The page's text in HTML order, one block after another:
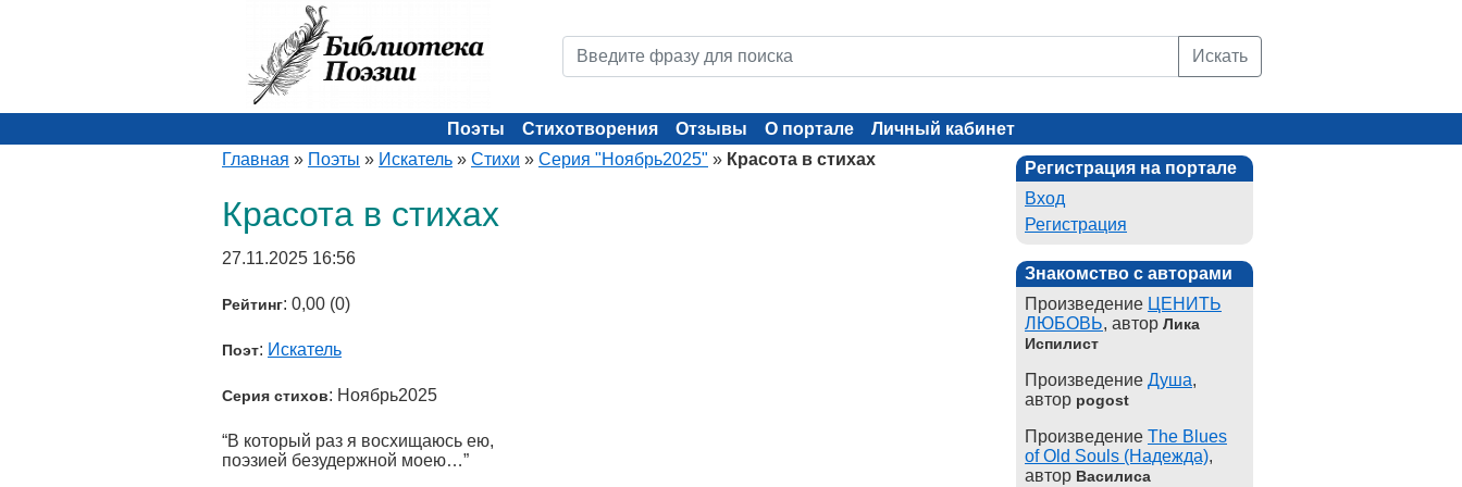
Искать
Поэты Стихотворения Отзывы О портале
Личный кабинет
Главная » Поэты » Искатель » Стихи » Серия "Ноябрь2025" » Красота в стихах
Красота в стихах
27.11.2025 16:56
Рейтинг: 0,00 (0)
Поэт: Искатель
Серия стихов: Ноябрь2025
“В который раз я восхищаюсь ею,
поэзией безудержной моею…”
Регистрация на портале
Вход
Регистрация
Знакомство с авторами
Произведение ЦЕНИТЬ
ЛЮБОВЬ, автор Лика
Испилист
Произведение Душа,
автор pogost
Произведение The Blues
of Old Souls (Надежда),
автор Василиса